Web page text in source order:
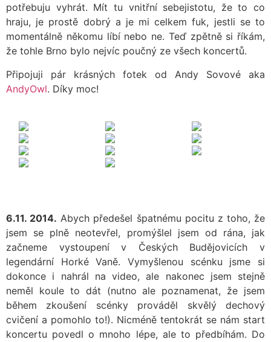
potřebuju vyhrát. Mít tu vnitřní sebejistotu, že to co
hraju, je prostě dobrý a je mi celkem fuk, jestli se to
momentálně někomu líbí nebo ne. Teď zpětně si říkám,
že tohle Brno bylo nejvíc poučný ze všech koncertů.
Připojuji pár krásných fotek od Andy Sovové aka
AndyOwl. Díky moc!
6.11. 2014. Abych předešel špatnému pocitu z toho, že
jsem se plně neotevřel, promýšlel jsem od rána, jak
začneme vystoupení v Českých Budějovicích v
legendární Horké Vaně. Vymyšlenou scénku jsme si
dokonce i nahrál na video, ale nakonec jsem stejně
neměl koule to dát (nutno ale poznamenat, že jsem
během zkoušení scénky prováděl skvělý dechový
cvičení a pomohlo to!). Nicméně tentokrát se nám start
koncertu povedl o mnoho lépe, ale to předbíhám. Do